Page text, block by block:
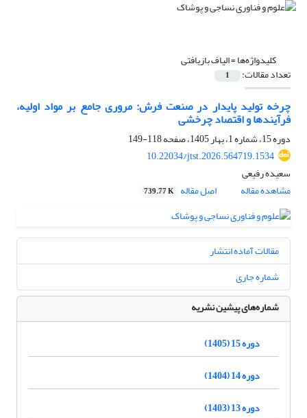
کلیدواژه‌ها =الیاف بازیافتی
تعداد مقالات: 1
چرخه تولید پایدار در صنعت فرش: مروری جامع بر مواد اولیه،
فرآیندها و اقتصاد چرخشی
دوره 15، شماره 1، بهار 1405، صفحه
118-149
10.22034/jtst.2026.564719.1534
سعیده رفیعی
مشاهده مقاله
اصل مقاله 739.77 K
مقالات آماده انتشار
شماره جاری
شماره‌های پیشین نشریه
دوره 15 (1405)
دوره 14 (1404)
دوره 13 (1403)